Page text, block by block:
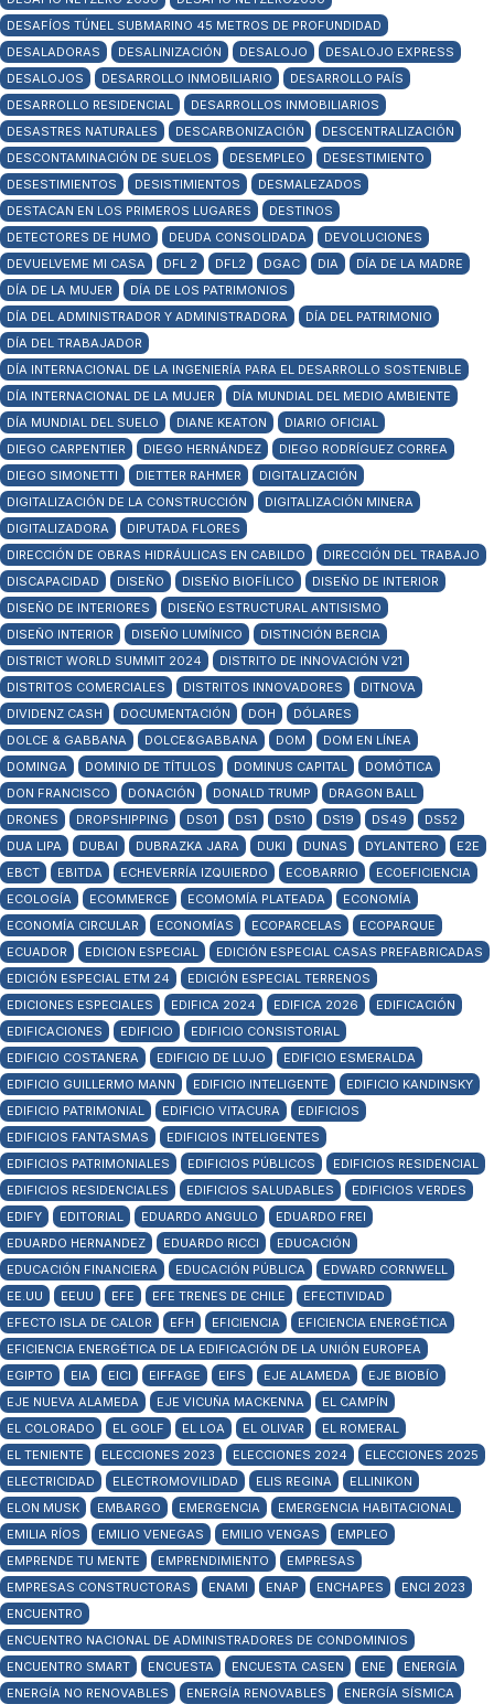
DESAFÍOS TÚNEL SUBMARINO 45 METROS DE PROFUNDIDAD
DESALADORAS
DESALINIZACIÓN DESALOJO
DESALOJO EXPRESS
DESALOJOS
DESARROLLO INMOBILIARIO
DESARROLLO PAÍS
DESARROLLO RESIDENCIAL
DESARROLLOS INMOBILIARIOS
DESASTRES NATURALES
DESCARBONIZACIÓN
DESCENTRALIZACIÓN
DESCONTAMINACIÓN DE SUELOS
DESEMPLEO
DESESTIMIENTO
DESESTIMIENTOS
DESISTIMIENTOS
DESMALEZADOS
DESTACAN EN LOS PRIMEROS LUGARES
DESTINOS
DETECTORES DE HUMO
DEUDA CONSOLIDADA
DEVOLUCIONES
DEVUELVEME MI CASA
DFL 2 DFL2 DGAC DIA
DÍA DE LA MADRE
DÍA DE LA MUJER
DÍA DE LOS PATRIMONIOS
DÍA DEL ADMINISTRADOR Y ADMINISTRADORA
DÍA DEL PATRIMONIO
DÍA DEL TRABAJADOR
DÍA INTERNACIONAL DE LA INGENIERÍA PARA EL DESARROLLO SOSTENIBLE
DÍA INTERNACIONAL DE LA MUJER
DÍA MUNDIAL DEL MEDIO AMBIENTE
DÍA MUNDIAL DEL SUELO
DIANE KEATON
DIARIO OFICIAL
DIEGO CARPENTIER
DIEGO HERNÁNDEZ
DIEGO RODRÍGUEZ CORREA
DIEGO SIMONETTI
DIETTER RAHMER
DIGITALIZACIÓN
DIGITALIZACIÓN DE LA CONSTRUCCIÓN
DIGITALIZACIÓN MINERA
DIGITALIZADORA
DIPUTADA FLORES
DIRECCIÓN DE OBRAS HIDRÁULICAS EN CABILDO
DIRECCIÓN DEL TRABAJO
DISCAPACIDAD
DISEÑO DISEÑO BIOFÍLICO
DISEÑO DE INTERIOR
DISEÑO DE INTERIORES
DISEÑO ESTRUCTURAL ANTISISMO
DISEÑO INTERIOR
DISEÑO LUMÍNICO
DISTINCIÓN BERCIA
DISTRICT WORLD SUMMIT 2024
DISTRITO DE INNOVACIÓN V21
DISTRITOS COMERCIALES
DISTRITOS INNOVADORES
DITNOVA
DIVIDENZ CASH
DOCUMENTACIÓN DOH
DÓLARES
DOLCE & GABBANA
DOLCE&GABBANA DOM
DOM EN LÍNEA
DOMINGA
DOMINIO DE TÍTULOS DOMINUS CAPITAL
DOMÓTICA
DON FRANCISCO
DONACIÓN DONALD TRUMP
DRAGON BALL
DRONES
DROPSHIPPING DS01 DS1 DS10 DS19 DS49
DS52
DUA LIPA
DUBAI DUBRAZKA JARA DUKI DUNAS DYLANTERO
E2E
EBCT
EBITDA ECHEVERRÍA IZQUIERDO ECOBARRIO
ECOEFICIENCIA
ECOLOGÍA
ECOMMERCE ECOMOMÍA PLATEADA
ECONOMÍA
ECONOMÍA CIRCULAR
ECONOMÍAS ECOPARCELAS
ECOPARQUE
ECUADOR
EDICION ESPECIAL
EDICIÓN ESPECIAL CASAS PREFABRICADAS
EDICIÓN ESPECIAL ETM 24
EDICIÓN ESPECIAL TERRENOS
EDICIONES ESPECIALES
EDIFICA 2024 EDIFICA 2026
EDIFICACIÓN
EDIFICACIONES
EDIFICIO
EDIFICIO CONSISTORIAL
EDIFICIO COSTANERA
EDIFICIO DE LUJO
EDIFICIO ESMERALDA
EDIFICIO GUILLERMO MANN
EDIFICIO INTELIGENTE
EDIFICIO KANDINSKY
EDIFICIO PATRIMONIAL
EDIFICIO VITACURA
EDIFICIOS
EDIFICIOS FANTASMAS
EDIFICIOS INTELIGENTES
EDIFICIOS PATRIMONIALES
EDIFICIOS PÚBLICOS
EDIFICIOS RESIDENCIAL
EDIFICIOS RESIDENCIALES
EDIFICIOS SALUDABLES
EDIFICIOS VERDES
EDIFY
EDITORIAL EDUARDO ANGULO
EDUARDO FREI
EDUARDO HERNANDEZ
EDUARDO RICCI
EDUCACIÓN
EDUCACIÓN FINANCIERA
EDUCACIÓN PÚBLICA
EDWARD CORNWELL
EE.UU
EEUU EFE EFE TRENES DE CHILE
EFECTIVIDAD
EFECTO ISLA DE CALOR
EFH EFICIENCIA
EFICIENCIA ENERGÉTICA
EFICIENCIA ENERGÉTICA DE LA EDIFICACIÓN DE LA UNIÓN EUROPEA
EGIPTO
EIA EICI EIFFAGE EIFS EJE ALAMEDA
EJE BIOBÍO
EJE NUEVA ALAMEDA
EJE VICUÑA MACKENNA
EL CAMPÍN
EL COLORADO
EL GOLF EL LOA EL OLIVAR
EL ROMERAL
EL TENIENTE
ELECCIONES 2023 ELECCIONES 2024
ELECCIONES 2025
ELECTRICIDAD
ELECTROMOVILIDAD ELIS REGINA
ELLINIKON
ELON MUSK
EMBARGO EMERGENCIA
EMERGENCIA HABITACIONAL
EMILIA RÍOS
EMILIO VENEGAS EMILIO VENGAS
EMPLEO
EMPRENDE TU MENTE
EMPRENDIMIENTO
EMPRESAS
EMPRESAS CONSTRUCTORAS
ENAMI ENAP ENCHAPES
ENCI 2023
ENCUENTRO
ENCUENTRO NACIONAL DE ADMINISTRADORES DE CONDOMINIOS
ENCUENTRO SMART
ENCUESTA ENCUESTA CASEN ENE
ENERGÍA
ENERGÍA NO RENOVABLES
ENERGÍA RENOVABLES
ENERGÍA SÍSMICA